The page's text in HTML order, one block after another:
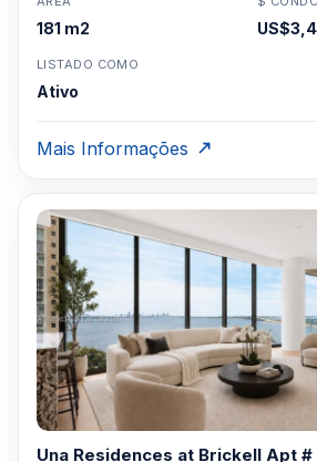
181 m2
LISTADO COMO
Ativo
Mais Informações
Una Residences at Brickell Apt #